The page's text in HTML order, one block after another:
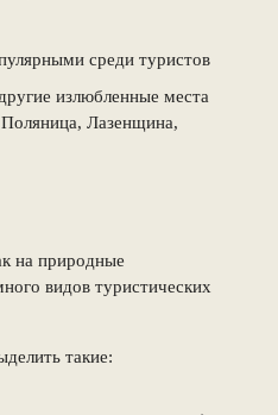
среди туристов
излюбленные места
Лазенщина,
на природные
видов туристических
такие: